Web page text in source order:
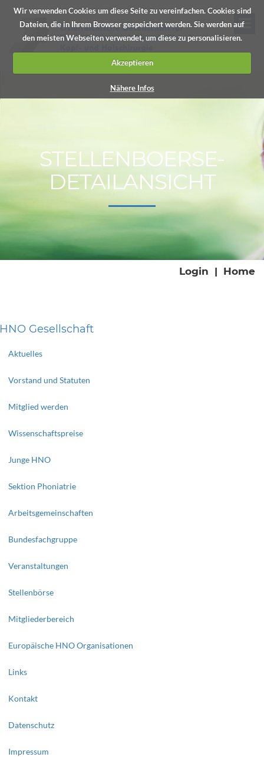
Wir verwenden Cookies um diese Seite zu vereinfachen. Cookies sind
Dateien, die in Ihrem Browser gespeichert werden. Sie werden auf
den meisten Webseiten verwendet, um diese zu personalisieren.
Akzeptieren
Nähere Infos
STELLENBOERSE-
DETAILANSICHT
Login | Home
HNO Gesellschaft
Aktuelles
Vorstand und Statuten
Mitglied werden
Wissenschaftspreise
Junge HNO
Sektion Phoniatrie
Arbeitsgemeinschaften
Bundesfachgruppe
Veranstaltungen
Stellenbörse
Mitgliederbereich
Europäische HNO Organisationen
Links
Kontakt
Datenschutz
Impressum